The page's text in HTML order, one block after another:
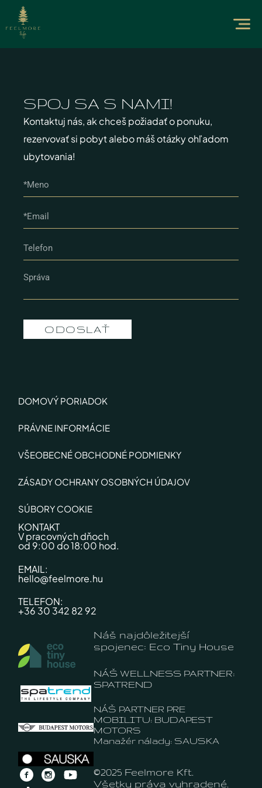
SPOJ SA S NAMI!​
Kontaktuj nás, ak chceš požiadať o ponuku,
rezervovať si pobyt alebo máš otázky ohľadom
ubytovania!
ODOSLAŤ
DOMOVÝ PORIADOK
PRÁVNE INFORMÁCIE
VŠEOBECNÉ OBCHODNÉ PODMIENKY
ZÁSADY OCHRANY OSOBNÝCH ÚDAJOV
SÚBORY COOKIE
KONTAKT
V pracovných dňoch
od 9:00 do 18:00 hod.
EMAIL:
hello@feelmore.hu
TELEFON:
+36 30 342 82 92
Náš najdôležitejší
spojenec: Eco Tiny House
NÁŠ WELLNESS PARTNER:
SPATREND
NÁŠ PARTNER PRE
MOBILITU: BUDAPEST
MOTORS
Manažér nálady: SAUSKA
©2025 Feelmore Kft.
Všetky práva vyhradené.